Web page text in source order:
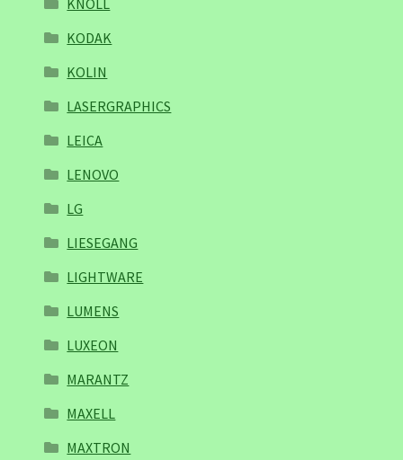
KNOLL
KODAK
KOLIN
LASERGRAPHICS
LEICA
LENOVO
LG
LIESEGANG
LIGHTWARE
LUMENS
LUXEON
MARANTZ
MAXELL
MAXTRON